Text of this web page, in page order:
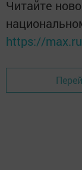
Читайте
https://